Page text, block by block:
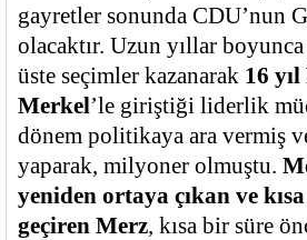
gayretler sonunda CDU’nun
olacaktır. Uzun yıllar
üste seçimler kazanarak 16
Merkel’le giriştiği liderlik
dönem politikaya ara vermiş
yaparak, milyoner olmuştu.
yeniden ortaya çıkan ve
geçiren Merz, kısa bir süre